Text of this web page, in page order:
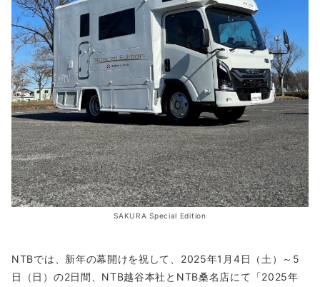
SAKURA Special Edition
NTBでは、新年の幕開けを祝して、2025年1月4日（土）～5
日（日）の2日間、NTB越谷本社とNTB桑名店にて「2025年